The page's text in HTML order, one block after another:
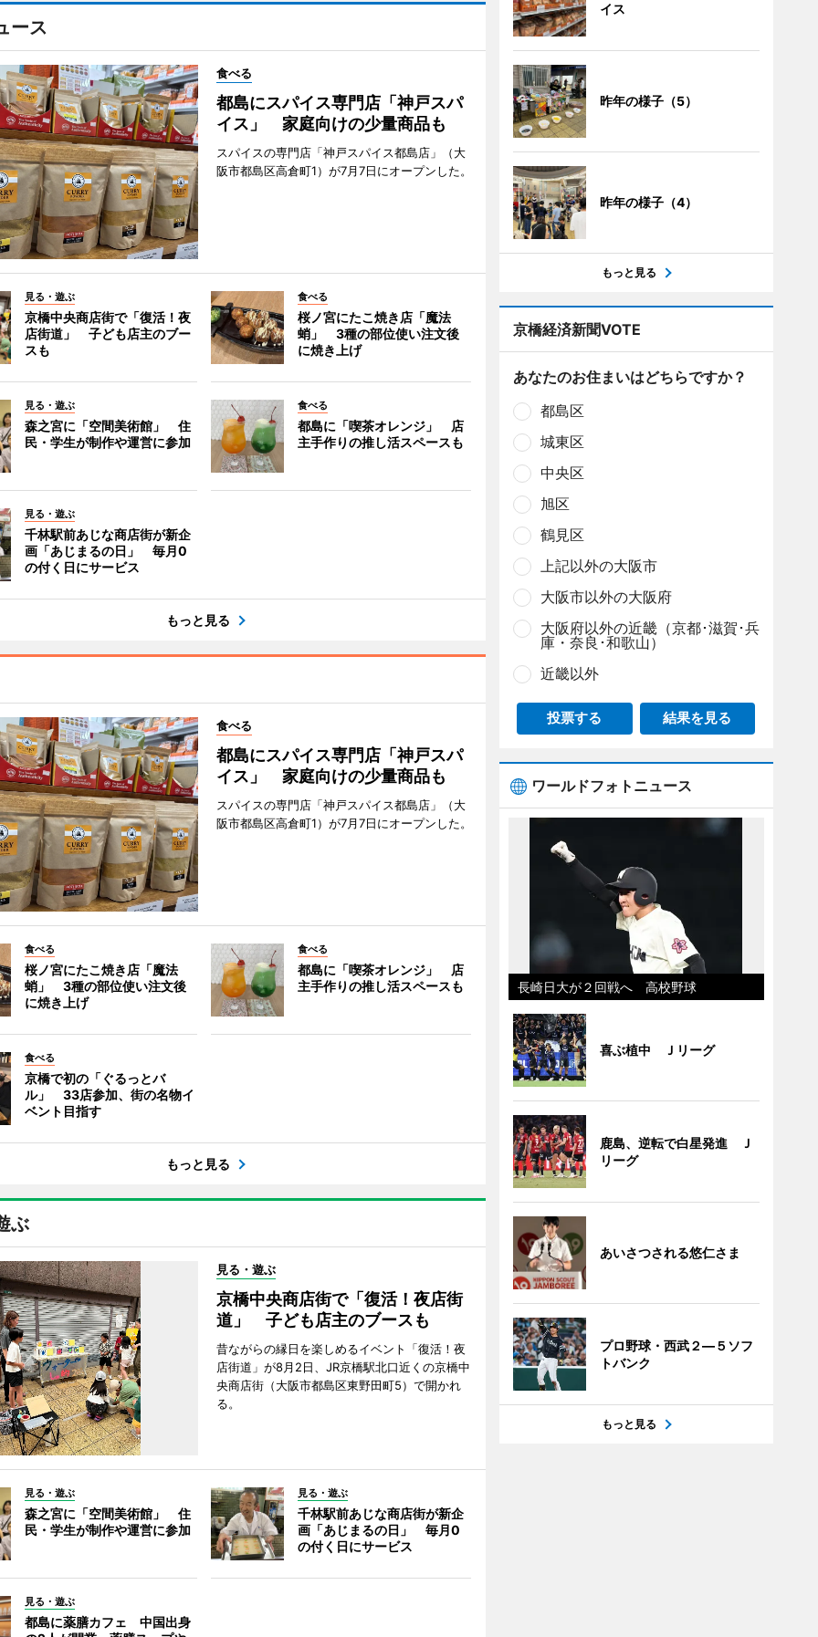
ース
食べる
都島にスパイス専門店「神戸スパ
イス」 家庭向けの少量商品も
スパイスの専門店「神戸スパイス都島店」（大
阪市都島区高倉町1）が7月7日にオープンした。
見る・遊ぶ
京橋中央商店街で「復活！夜
店街道」 子ども店主のブー
スも
食べる
桜ノ宮にたこ焼き店「魔法
蛸」 3種の部位使い注文後
に焼き上げ
見る・遊ぶ
森之宮に「空間美術館」 住
民・学生が制作や運営に参加
食べる
都島に「喫茶オレンジ」 店
主手作りの推し活スペースも
見る・遊ぶ
千林駅前あじな商店街が新企
画「あじまるの日」 毎月0
の付く日にサービス
もっと見る
食べる
都島にスパイス専門店「神戸スパ
イス」 家庭向けの少量商品も
スパイスの専門店「神戸スパイス都島店」（大
阪市都島区高倉町1）が7月7日にオープンした。
食べる
桜ノ宮にたこ焼き店「魔法
蛸」 3種の部位使い注文後
に焼き上げ
食べる
都島に「喫茶オレンジ」 店
主手作りの推し活スペースも
食べる
京橋で初の「ぐるっとバ
ル」 33店参加、街の名物イ
ベント目指す
もっと見る
ぶ
見る・遊ぶ
京橋中央商店街で「復活！夜店街
道」 子ども店主のブースも
昔ながらの縁日を楽しめるイベント「復活！夜
店街道」が8月2日、JR京橋駅北口近くの京橋中
央商店街（大阪市都島区東野田町5）で開かれ
る。
見る・遊ぶ
森之宮に「空間美術館」 住
民・学生が制作や運営に参加
見る・遊ぶ
千林駅前あじな商店街が新企
画「あじまるの日」 毎月0
の付く日にサービス
見る・遊ぶ
都島に薬膳カフェ 中国出身
イス
昨年の様子（5）
昨年の様子（4）
もっと見る
京橋経済新聞VOTE
あなたのお住まいはどちらですか？
都島区
城東区
中央区
旭区
鶴見区
上記以外の大阪市
大阪市以外の大阪府
大阪府以外の近畿（京都･滋賀･兵
庫・奈良･和歌山）
近畿以外
投票する 結果を見る
ワールドフォトニュース
長崎日大が２回戦へ 高校野球
喜ぶ植中 Ｊリーグ
鹿島、逆転で白星発進 Ｊ
リーグ
あいさつされる悠仁さま
プロ野球・西武２―５ソフ
トバンク
もっと見る